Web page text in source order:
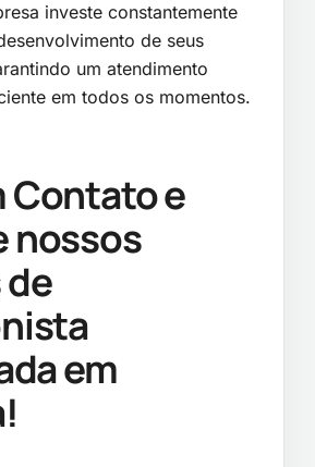
investe constantemente
de seus
um atendimento
em todos os momentos.
Contato e
nossos
em
!